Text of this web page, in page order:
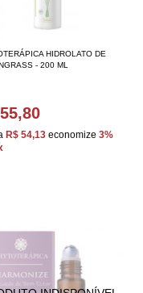
HIDROLATO DE
- 200 ML
R$ 54,13 economize 3%